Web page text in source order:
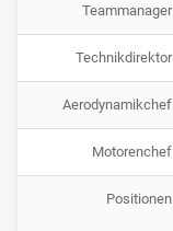
Teammanager
Technikdirektor
Aerodynamikchef
Motorenchef
Positionen